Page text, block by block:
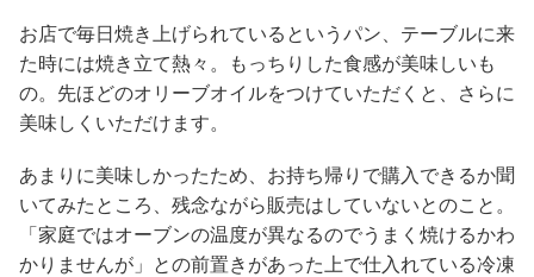
お店で毎日焼き上げられているというパン、テーブルに来
た時には焼き立て熱々。もっちりした食感が美味しいも
の。先ほどのオリーブオイルをつけていただくと、さらに
美味しくいただけます。
あまりに美味しかったため、お持ち帰りで購入できるか聞
いてみたところ、残念ながら販売はしていないとのこと。
「家庭ではオーブンの温度が異なるのでうまく焼けるかわ
かりませんが」との前置きがあった上で仕入れている冷凍